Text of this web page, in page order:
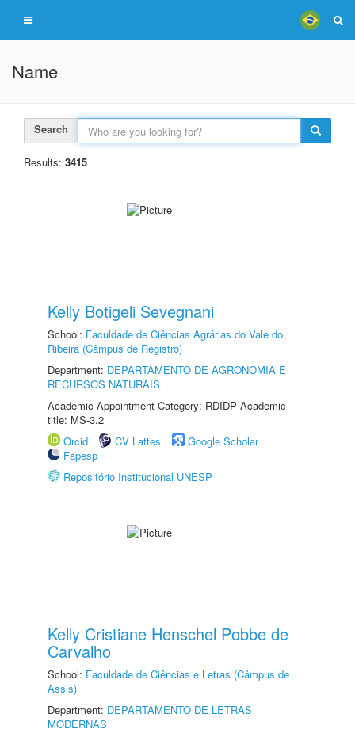
Name
Search
Results: 3415
Kelly Botigeli Sevegnani
School: Faculdade de Ciências Agrárias do Vale do
Ribeira (Câmpus de Registro)
Department: DEPARTAMENTO DE AGRONOMIA E
RECURSOS NATURAIS
Academic Appointment Category: RDIDP Academic
title: MS-3.2
Orcid
CV Lattes
Google Scholar
Fapesp
Repositório Institucional UNESP
Kelly Cristiane Henschel Pobbe de
Carvalho
School: Faculdade de Ciências e Letras (Câmpus de
Assis)
Department: DEPARTAMENTO DE LETRAS
MODERNAS